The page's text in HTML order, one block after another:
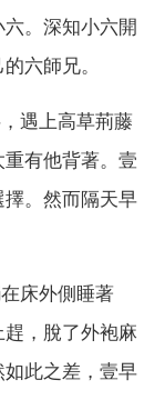
。深知小六開
六師兄。
遇上高草荊藤
有他背著。壹
。然而隔天早
床外側睡著
，脫了外袍麻
此之差，壹早